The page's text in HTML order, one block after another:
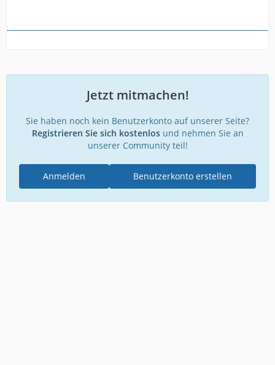
Jetzt mitmachen!
Sie haben noch kein Benutzerkonto auf unserer Seite?
Registrieren Sie sich kostenlosund nehmen Sie an
unserer Community teil!
Benutzerkonto erstellen
Anmelden